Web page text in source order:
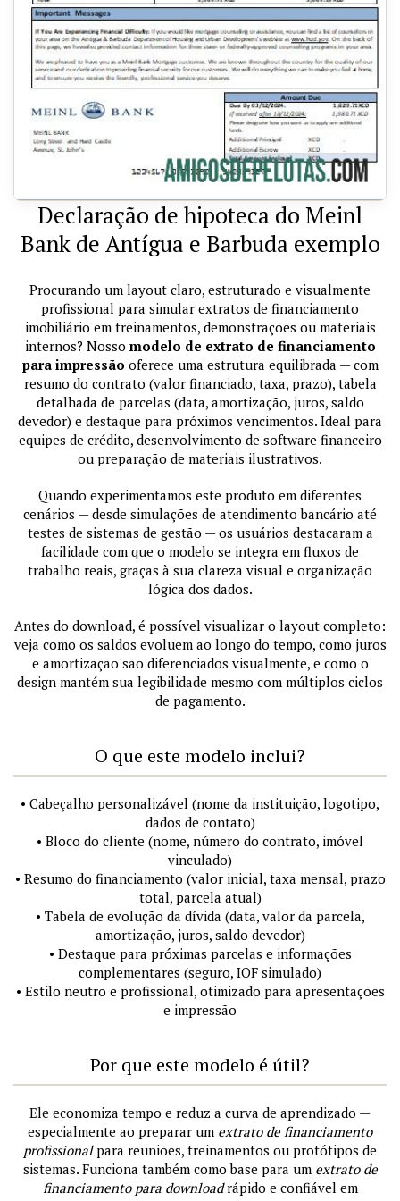
Declaração de hipoteca do Meinl
Bank de Antígua e Barbuda exemplo
Procurando um layout claro, estruturado e visualmente
profissional para simular extratos de financiamento
imobiliário em treinamentos, demonstrações ou materiais
internos? Nosso modelo de extrato de financiamento
para impressão oferece uma estrutura equilibrada — com
resumo do contrato (valor financiado, taxa, prazo), tabela
detalhada de parcelas (data, amortização, juros, saldo
devedor) e destaque para próximos vencimentos. Ideal para
equipes de crédito, desenvolvimento de software financeiro
ou preparação de materiais ilustrativos.
Quando experimentamos este produto em diferentes
cenários — desde simulações de atendimento bancário até
testes de sistemas de gestão — os usuários destacaram a
facilidade com que o modelo se integra em fluxos de
trabalho reais, graças à sua clareza visual e organização
lógica dos dados.
Antes do download, é possível visualizar o layout completo:
veja como os saldos evoluem ao longo do tempo, como juros
e amortização são diferenciados visualmente, e como o
design mantém sua legibilidade mesmo com múltiplos ciclos
de pagamento.
O que este modelo inclui?
• Cabeçalho personalizável (nome da instituição, logotipo,
dados de contato)
• Bloco do cliente (nome, número do contrato, imóvel
vinculado)
• Resumo do financiamento (valor inicial, taxa mensal, prazo
total, parcela atual)
• Tabela de evolução da dívida (data, valor da parcela,
amortização, juros, saldo devedor)
• Destaque para próximas parcelas e informações
complementares (seguro, IOF simulado)
• Estilo neutro e profissional, otimizado para apresentações
e impressão
Por que este modelo é útil?
Ele economiza tempo e reduz a curva de aprendizado —
especialmente ao preparar um extrato de financiamento
profissionalpara reuniões, treinamentos ou protótipos de
sistemas. Funciona também como base para um extrato de
financiamento para downloadrápido e confiável em